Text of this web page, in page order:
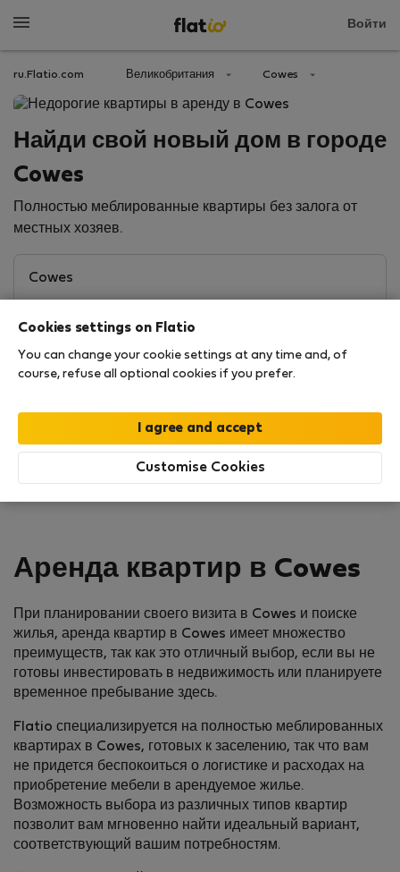
Войти
ru.Flatio.com Великобритания Cowes
Найди свой новый дом в городе
Cowes
Полностью меблированные квартиры без залога от
местных хозяев.
Аренда квартир в Cowes
При планировании своего визита в Cowes и поиске
жилья, аренда квартир в Cowes имеет множество
преимуществ, так как это отличный выбор, если вы не
готовы инвестировать в недвижимость или планируете
временное пребывание здесь.
Flatio специализируется на полностью меблированных
квартирах в Cowes, готовых к заселению, так что вам
не придется беспокоиться о логистике и расходах на
приобретение мебели в арендуемое жилье.
Возможность выбора из различных типов квартир
позволит вам мгновенно найти идеальный вариант,
соответствующий вашим потребностям.
Cookies settings on Flatio
You can change your cookie settings at any time and, of
course, refuse all optional cookies if you prefer.
Customise Cookies